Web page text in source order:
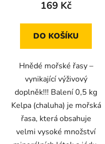
4,6
z
hvězdiček.
169 Kč
DO KOŠÍKU
Hnědé mořské řasy –
vynikající výživový
doplněk!!! Balení 0,5 kg
Kelpa (chaluha) je mořská
řasa, která obsahuje
velmi vysoké množství